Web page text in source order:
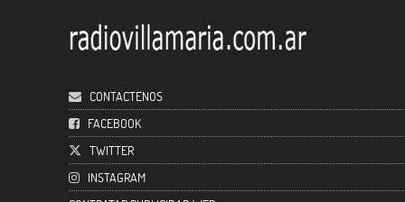
CONTACTENOS
FACEBOOK
TWITTER
INSTAGRAM